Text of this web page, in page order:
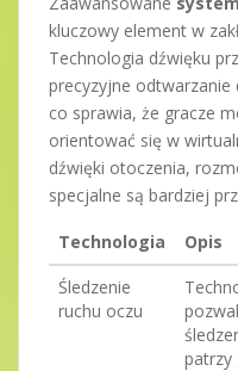
kluczowy element w
Technologia dźwięku
precyzyjne
co sprawia, że gracze
orientować się w
dźwięki otoczenia,
specjalne są bardziej
Technologia Opis
Śledzenie
ruchu oczu
patrzy